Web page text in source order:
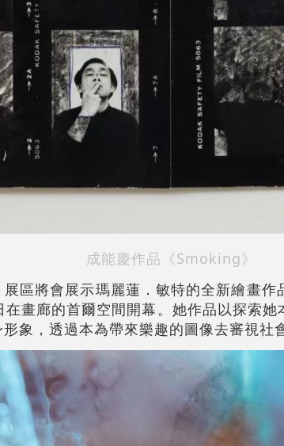
成能慶作品《Smoking》
區將會展示瑪麗蓮．敏特的全新繪畫
畫廊的首爾空間開幕。她作品以探索
象，透過本為帶來樂趣的圖像去審視社